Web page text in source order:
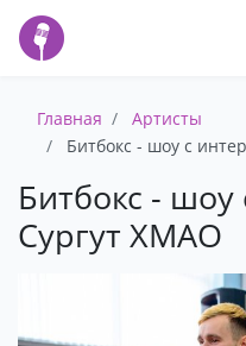
Главная
Артисты
Битбокс - шоу с
Битбокс - шоу
Сургут ХМАО